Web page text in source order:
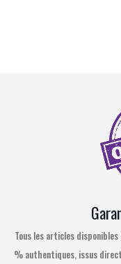
Tous les articles
% authentiques, issus